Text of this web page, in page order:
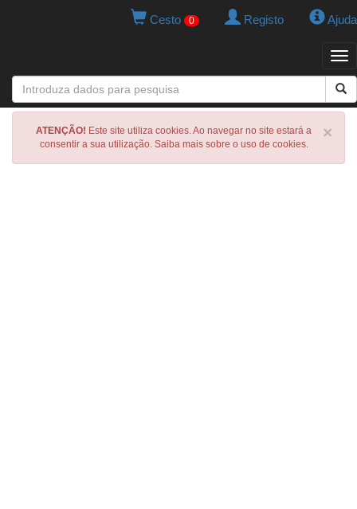
Cesto 0 Registo Ajuda
×
ATENÇÃO! Este site utiliza cookies. Ao navegar no site estará a
consentir a sua utilização. Saiba mais sobre o uso de cookies.